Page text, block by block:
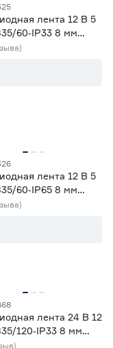
м)
15
10
лента 12 В 5
60‑IP33 8 мм
5 м Geniled
лента 12 В 5
60‑IP65 8 мм
2 м Geniled
лента 24 В 12
120‑IP33 8 мм
м Geniled